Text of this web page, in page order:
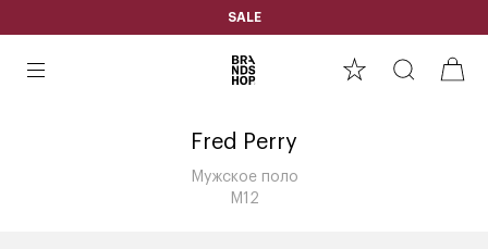
SALE
Fred Perry
Мужское поло
M12